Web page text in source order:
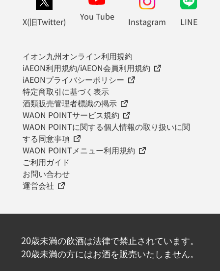
X(旧Twitter) You Tube Instagram LINE
イオン九州オンライン利用規約
iAEON利用規約/iAEON会員利用規約
iAEONプライバシーポリシー
特定商取引に基づく表示
酒類販売管理者標識の掲示
WAON POINTサービス規約
WAON POINTに関する個人情報の取り扱いに関
する同意事項
WAON POINTメニュー利用規約
ご利用ガイド
お問い合わせ
運営会社
20歳未満の飲酒は法律で禁止されています。
20歳未満の方にはお酒を販売いたしません。